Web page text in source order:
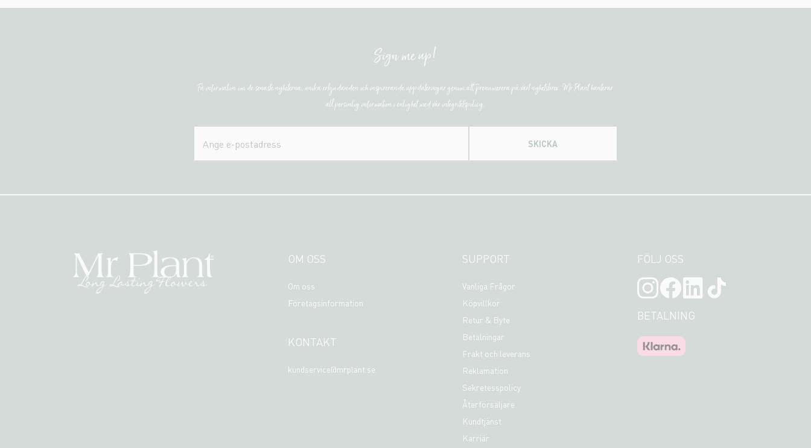
Sign me up!
Få information om de senaste nyheterna, unika erbjudanden och inspirerande uppdateringar genom att prenumerera på vårt nyhetsbrev. Mr Plant hanterar
all personlig information i enlighet med vår integritetspolicy.
SKICKA
OM OSS
Om oss
Företagsinformation
KONTAKT
kundservice@mrplant.se
SUPPORT
Vanliga Frågor
Köpvillkor
Retur & Byte
Betalningar
Frakt och leverans
Reklamation
Sekretesspolicy
Återförsäljare
Kundtjänst
Karriär
FÖLJ OSS
BETALNING